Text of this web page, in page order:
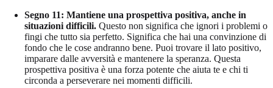
Segno 11: Mantiene una prospettiva positiva, anche in
situazioni difficili. Questo non significa che ignori i problemi o
fingi che tutto sia perfetto. Significa che hai una convinzione di
fondo che le cose andranno bene. Puoi trovare il lato positivo,
imparare dalle avversità e mantenere la speranza. Questa
prospettiva positiva è una forza potente che aiuta te e chi ti
circonda a perseverare nei momenti difficili.